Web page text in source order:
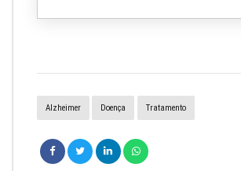
Alzheimer Doença Tratamento